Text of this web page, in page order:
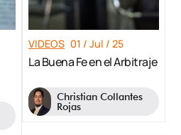
VIDEOS 01 / Jul / 25
La Buena Fe en el Arbitraje
Christian Collantes
Rojas